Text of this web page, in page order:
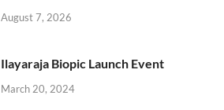
August 7, 2026
Ilayaraja Biopic Launch Event
March 20, 2024